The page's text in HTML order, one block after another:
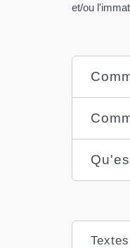
et/ou